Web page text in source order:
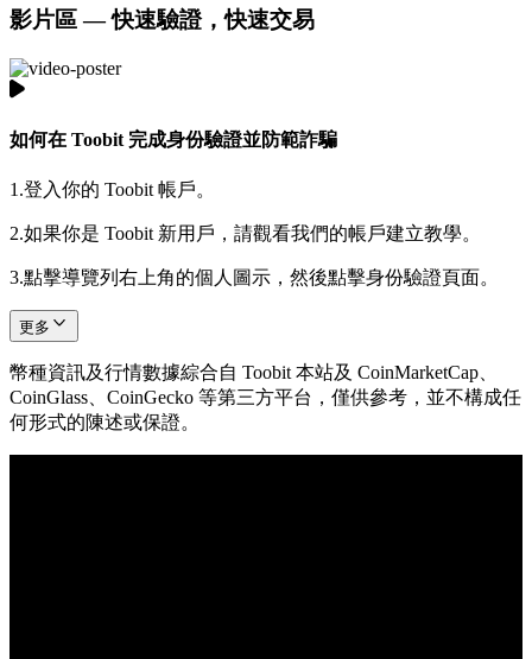
影片區 — 快速驗證，快速交易
如何在 Toobit 完成身份驗證並防範詐騙
1.登入你的 Toobit 帳戶。
2.如果你是 Toobit 新用戶，請觀看我們的帳戶建立教學。
3.點擊導覽列右上角的個人圖示，然後點擊身份驗證頁面。
更多
幣種資訊及行情數據綜合自 Toobit 本站及 CoinMarketCap、
CoinGlass、CoinGecko 等第三方平台，僅供參考，並不構成任
何形式的陳述或保證。